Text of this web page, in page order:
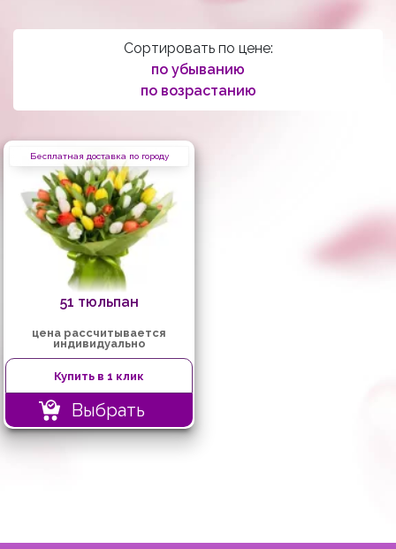
Сортировать по цене:
по убыванию
по возрастанию
Бесплатная доставка по городу
51 тюльпан
цена рассчитывается
индивидуально
Купить в 1 клик
Выбрать